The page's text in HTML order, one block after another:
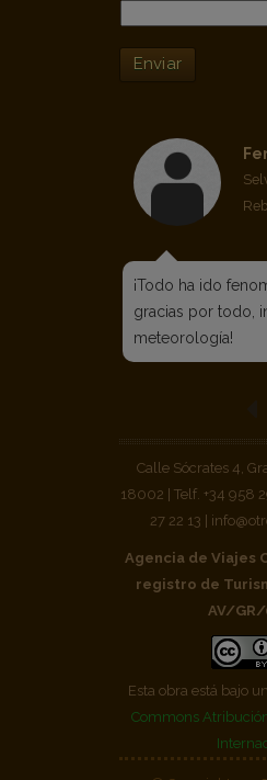
Enviar
¡Todo ha ido
gracias por todo,
meteorología!
Calle Sócrates 4,
18002 | Telf. +34 958
27 22 13 |
Agencia de Viajes
registro de
AV/GR/
Esta obra está bajo
Commons